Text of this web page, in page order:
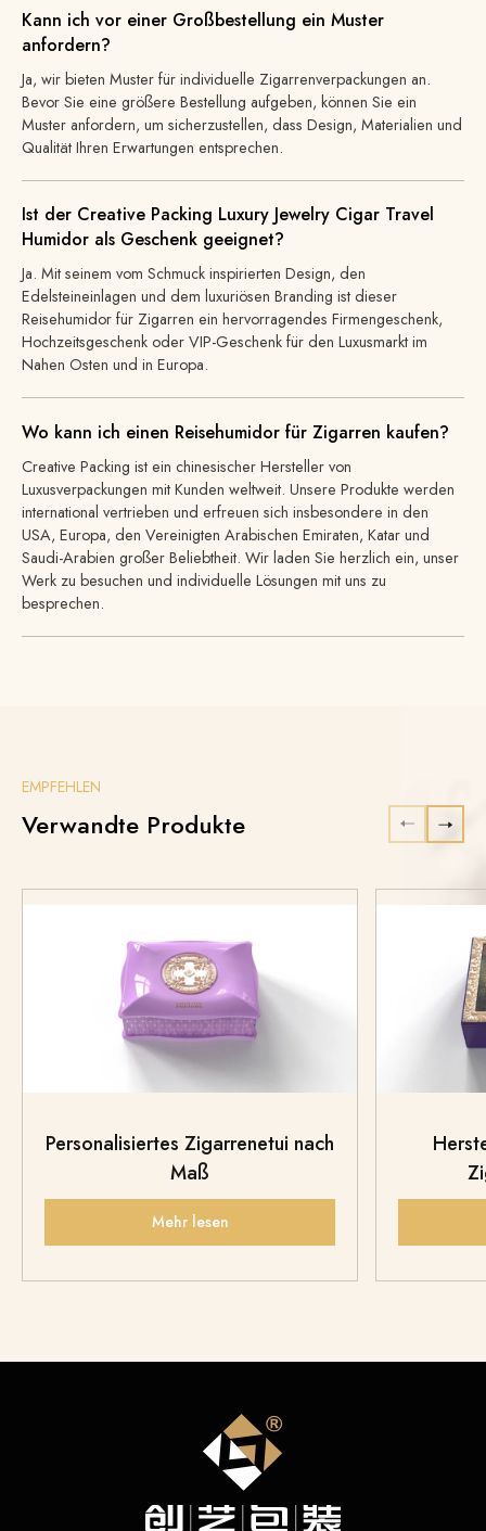
Kann ich vor einer Großbestellung ein Muster
anfordern?
Ja, wir bieten Muster für individuelle Zigarrenverpackungen an.
Bevor Sie eine größere Bestellung aufgeben, können Sie ein
Muster anfordern, um sicherzustellen, dass Design, Materialien und
Qualität Ihren Erwartungen entsprechen.
Ist der Creative Packing Luxury Jewelry Cigar Travel
Humidor als Geschenk geeignet?
Ja. Mit seinem vom Schmuck inspirierten Design, den
Edelsteineinlagen und dem luxuriösen Branding ist dieser
Reisehumidor für Zigarren ein hervorragendes Firmengeschenk,
Hochzeitsgeschenk oder VIP-Geschenk für den Luxusmarkt im
Nahen Osten und in Europa.
Wo kann ich einen Reisehumidor für Zigarren kaufen?
Creative Packing ist ein chinesischer Hersteller von
Luxusverpackungen mit Kunden weltweit. Unsere Produkte werden
international vertrieben und erfreuen sich insbesondere in den
USA, Europa, den Vereinigten Arabischen Emiraten, Katar und
Saudi-Arabien großer Beliebtheit. Wir laden Sie herzlich ein, unser
Werk zu besuchen und individuelle Lösungen mit uns zu
besprechen.
EMPFEHLEN
Verwandte Produkte
Personalisiertes Zigarrenetui nach
Maß
Mehr lesen